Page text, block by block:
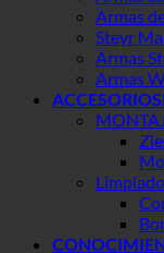
Armas
Steyr
Armas
Armas
ACCESORIOS